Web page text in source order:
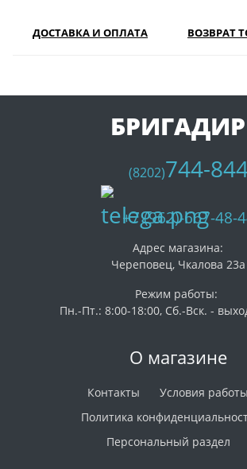
ДОСТАВКА И ОПЛАТА ВОЗВРАТ
О магазине
Контакты
Условия работы
Политика
Персональный раздел
БРИГАДИР
(8202)744-
+7 (962)-667-48-
Адрес магазина:
Череповец, Чкалова 23а
Режим работы:
Пн.-Пт.: 8:00-18:00, Сб.-Вск. -